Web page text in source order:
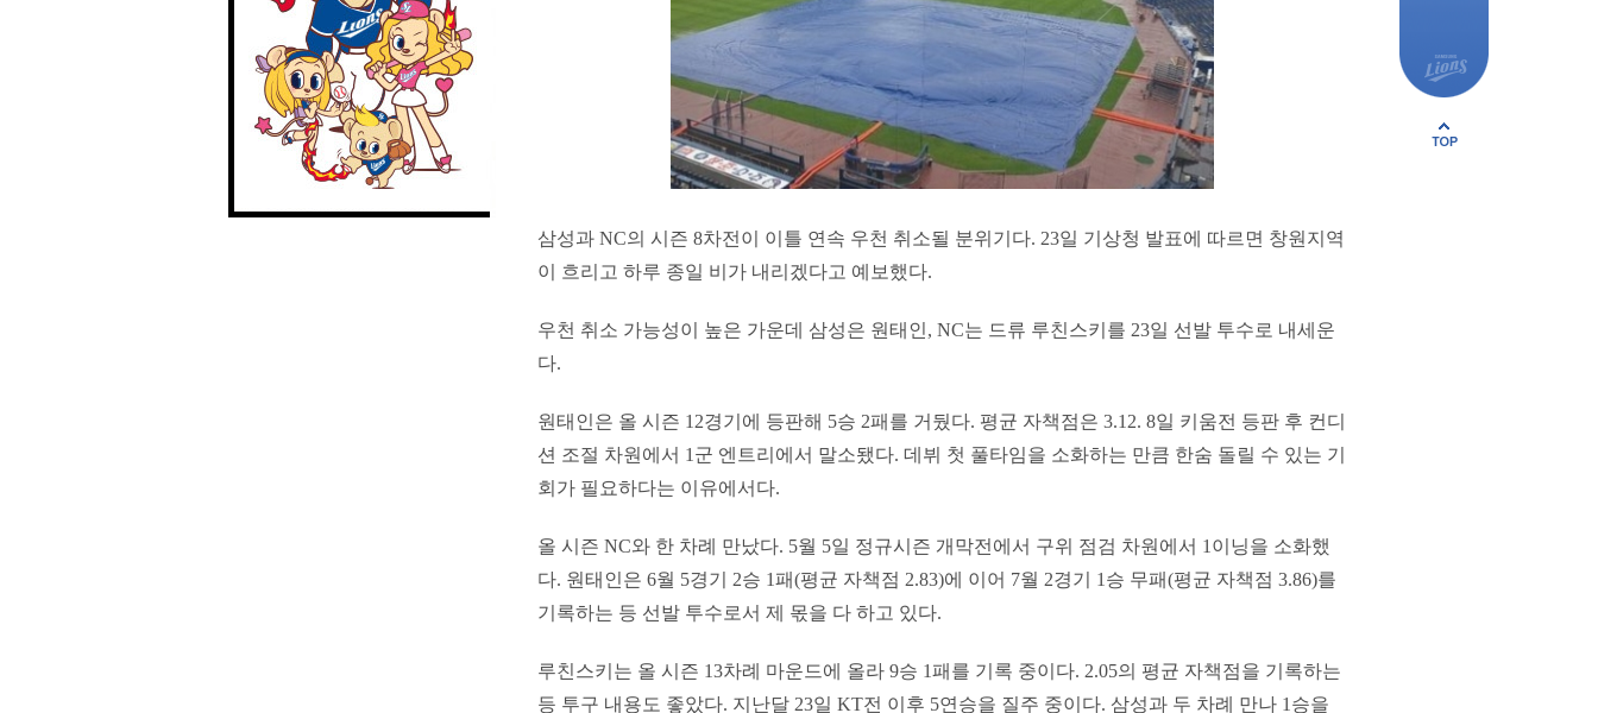
삼성과 NC의 시즌 8차전이 이틀 연속 우천 취소될 분위기다. 23일 기상청 발표에 따르면 창원지역
이 흐리고 하루 종일 비가 내리겠다고 예보했다.
우천 취소 가능성이 높은 가운데 삼성은 원태인, NC는 드류 루친스키를 23일 선발 투수로 내세운
다.
원태인은 올 시즌 12경기에 등판해 5승 2패를 거뒀다. 평균 자책점은 3.12. 8일 키움전 등판 후 컨디
션 조절 차원에서 1군 엔트리에서 말소됐다. 데뷔 첫 풀타임을 소화하는 만큼 한숨 돌릴 수 있는 기
회가 필요하다는 이유에서다.
올 시즌 NC와 한 차례 만났다. 5월 5일 정규시즌 개막전에서 구위 점검 차원에서 1이닝을 소화했
다. 원태인은 6월 5경기 2승 1패(평균 자책점 2.83)에 이어 7월 2경기 1승 무패(평균 자책점 3.86)를
기록하는 등 선발 투수로서 제 몫을 다 하고 있다.
루친스키는 올 시즌 13차례 마운드에 올라 9승 1패를 기록 중이다. 2.05의 평균 자책점을 기록하는
등 투구 내용도 좋았다. 지난달 23일 KT전 이후 5연승을 질주 중이다. 삼성과 두 차례 만나 1승을